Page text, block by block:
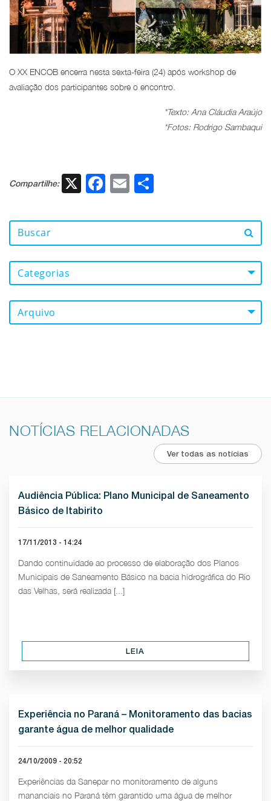
O XX ENCOB encerra nesta sexta-feira (24) após workshop de
avaliação dos participantes sobre o encontro.
*Texto: Ana Cláudia Araújo
*Fotos: Rodrigo Sambaqui
Compartilhe: X Facebook
Email
Categorias
Arquivo
NOTÍCIAS RELACIONADAS
Ver todas as notícias
Audiência Pública: Plano Municipal de Saneamento
Básico de Itabirito
17/11/2013 - 14:24
Dando continuidade ao processo de elaboração dos Planos
Municipais de Saneamento Básico na bacia hidrográfica do Rio
das Velhas, será realizada [...]
LEIA
Experiência no Paraná – Monitoramento das bacias
garante água de melhor qualidade
24/10/2009 - 20:52
Experiências da Sanepar no monitoramento de alguns
mananciais no Paraná têm garantido uma água de melhor